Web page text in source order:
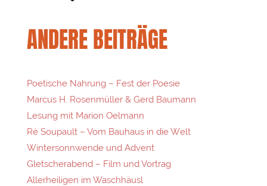
ANDERE BEITRÄGE
Poetische Nahrung – Fest der Poesie
Marcus H. Rosenmüller & Gerd Baumann
Lesung mit Marion Oelmann
Ré Soupault – Vom Bauhaus in die Welt
Wintersonnwende und Advent
Gletscherabend – Film und Vortrag
Allerheiligen im Waschhäusl